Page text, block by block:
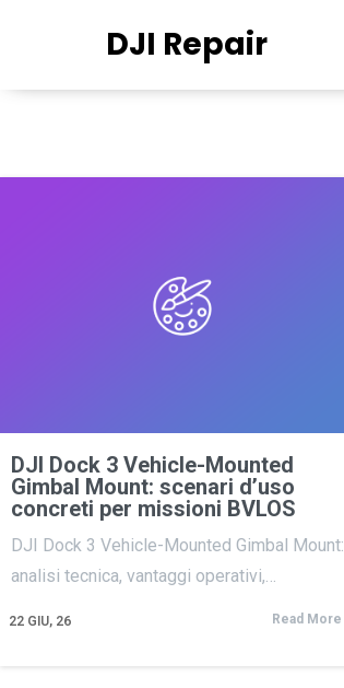
DJI Repair
DJI Dock 3 Vehicle-Mounted
Gimbal Mount: scenari d’uso
concreti per missioni BVLOS
22 GIU, 26
DJI Dock 3 Vehicle-Mounted Gimbal Mount:
analisi tecnica, vantaggi operativi,…
Read More